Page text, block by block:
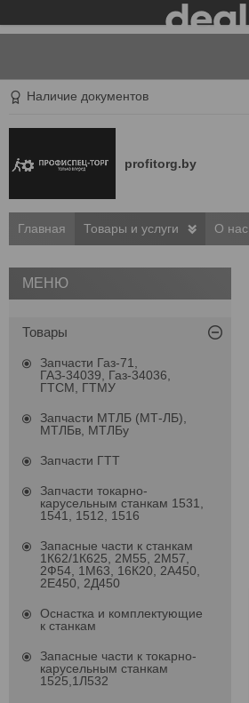
Наличие документов
profitorg.by
Главная Товары и услуги О нас
Товары
Запчасти Газ-71,
ГАЗ-34039, Газ-34036,
ГТСМ, ГТМУ
Запчасти МТЛБ (МТ-ЛБ),
МТЛБв, МТЛБу
Запчасти ГТТ
Запчасти токарно-
карусельным станкам 1531,
1541, 1512, 1516
Запасные части к станкам
1К62/1К625, 2М55, 2М57,
2Ф54, 1М63, 16К20, 2А450,
2Е450, 2Д450
Оснастка и комплектующие
к станкам
Запасные части к токарно-
карусельным станкам
1525,1Л532